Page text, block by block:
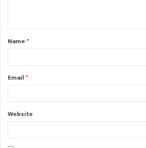
t
*Name*
Email*
Website